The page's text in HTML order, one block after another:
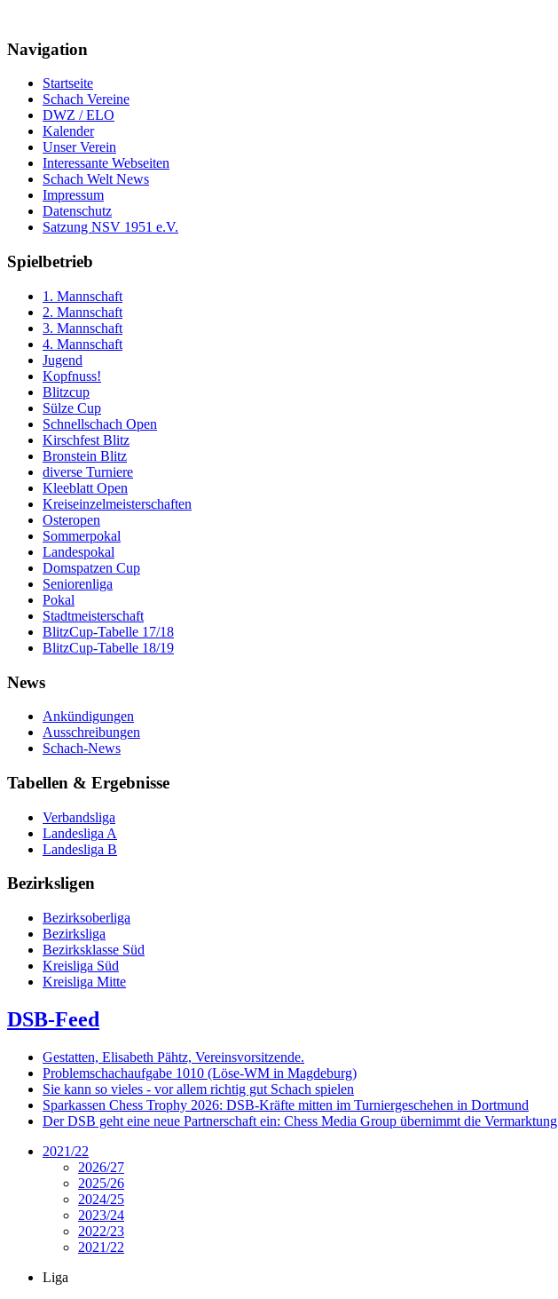
Navigation
Startseite
Schach Vereine
DWZ / ELO
Kalender
Unser Verein
Interessante Webseiten
Schach Welt News
Impressum
Datenschutz
Satzung NSV 1951 e.V.
Spielbetrieb
1. Mannschaft
2. Mannschaft
3. Mannschaft
4. Mannschaft
Jugend
Kopfnuss!
Blitzcup
Sülze Cup
Schnellschach Open
Kirschfest Blitz
Bronstein Blitz
diverse Turniere
Kleeblatt Open
Kreiseinzelmeisterschaften
Osteropen
Sommerpokal
Landespokal
Domspatzen Cup
Seniorenliga
Pokal
Stadtmeisterschaft
BlitzCup-Tabelle 17/18
BlitzCup-Tabelle 18/19
News
Ankündigungen
Ausschreibungen
Schach-News
Tabellen & Ergebnisse
Verbandsliga
Landesliga A
Landesliga B
Bezirksligen
Bezirksoberliga
Bezirksliga
Bezirksklasse Süd
Kreisliga Süd
Kreisliga Mitte
DSB-Feed
Gestatten, Elisabeth Pähtz, Vereinsvorsitzende.
Problemschachaufgabe 1010 (Löse-WM in Magdeburg)
Sie kann so vieles - vor allem richtig gut Schach spielen
Sparkassen Chess Trophy 2026: DSB-Kräfte mitten im Turniergeschehen in Dortmund
Der DSB geht eine neue Partnerschaft ein: Chess Media Group übernimmt die Vermarktung
2021/22
2026/27
2025/26
2024/25
2023/24
2022/23
2021/22
Liga